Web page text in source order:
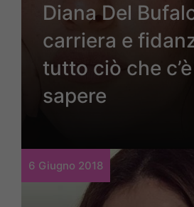
Diana Del
carriera e
tutto ciò che
sapere
6 Giugno 2018